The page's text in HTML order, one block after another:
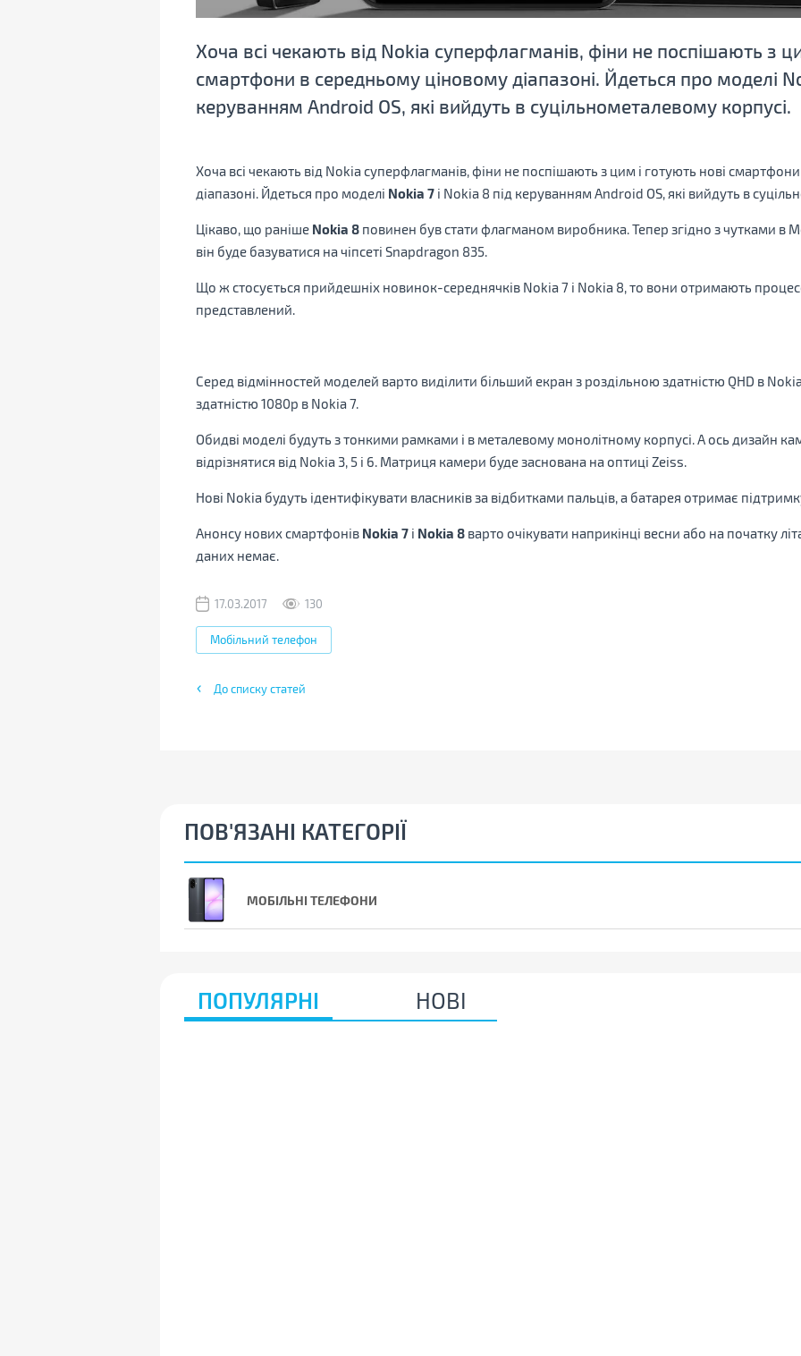
Хоча всі чекають від Nokia суперфлагманів, фіни не поспішають з
смартфони в середньому ціновому діапазоні. Йдеться про моделі
керуванням Android OS, які вийдуть в суцільнометалевому корпусі.
Хоча всі чекають від Nokia суперфлагманів, фіни не поспішають з цим і готують нові
діапазоні. Йдеться про моделі Nokia 7і Nokia 8 під керуванням Android OS, які вийдуть в
Цікаво, що раніше Nokia 8повинен був стати флагманом виробника. Тепер згідно з чутками в
він буде базуватися на чіпсеті Snapdragon 835.
Що ж стосується прийдешніх новинок-середнячків Nokia 7 і Nokia 8, то вони отримають
представлений.
Серед відмінностей моделей варто виділити більший екран з роздільною здатністю QHD в
здатністю 1080p в Nokia 7.
Обидві моделі будуть з тонкими рамками і в металевому монолітному корпусі. А ось дизайн
відрізнятися від Nokia 3, 5 і 6. Матриця камери буде заснована на оптиці Zeiss.
Нові Nokia будуть ідентифікувати власників за відбитками пальців, а батарея отримає
Анонсу нових смартфонів Nokia 7і Nokia 8варто очікувати наприкінці весни або на початку
даних немає.
17.03.2017 130
Мобільний телефон
До списку статей
ПОВ'ЯЗАНІ КАТЕГОРІЇ
МОБІЛЬНІ ТЕЛЕФОНИ
ПОПУЛЯРНІ НОВІ